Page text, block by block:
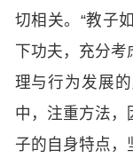
切相关。“教子
下功夫，充分
理与行为发展
中，注重方法，
子的自身特点，